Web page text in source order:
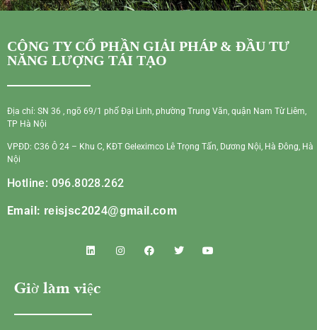
CÔNG TY CỔ PHẦN GIẢI PHÁP & ĐẦU TƯ
NĂNG LƯỢNG TÁI TẠO
Địa chỉ: SN 36 , ngõ 69/1 phố Đại Linh, phường Trung Văn, quận Nam Từ Liêm,
TP Hà Nội
VPĐD: C36 Ô 24 – Khu C, KĐT Geleximco Lê Trọng Tấn, Dương Nội, Hà Đông, Hà
Nội
Hotline: 096.8028.262
Email: reisjsc2024@gmail.com
Giờ làm việc